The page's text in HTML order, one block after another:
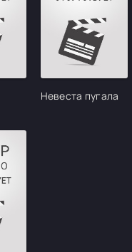
Невеста пугала